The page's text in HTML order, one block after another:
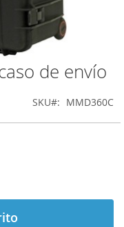
de envío
SKU MMD360C